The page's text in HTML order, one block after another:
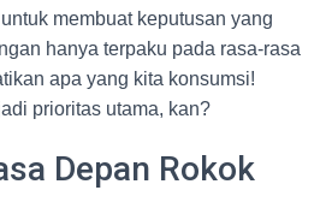
membuat keputusan yang
hanya terpaku pada rasa-rasa
apa yang kita konsumsi!
prioritas utama, kan?
Depan Rokok